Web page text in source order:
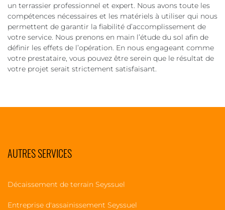
un terrassier professionnel et expert. Nous avons toute les
compétences nécessaires et les matériels à utiliser qui nous
permettent de garantir la fiabilité d’accomplissement de
votre service. Nous prenons en main l’étude du sol afin de
définir les effets de l’opération. En nous engageant comme
votre prestataire, vous pouvez être serein que le résultat de
votre projet serait strictement satisfaisant.
AUTRES SERVICES
Décaissement de terrain Seyssuel
Entreprise d'assainissement Seyssuel